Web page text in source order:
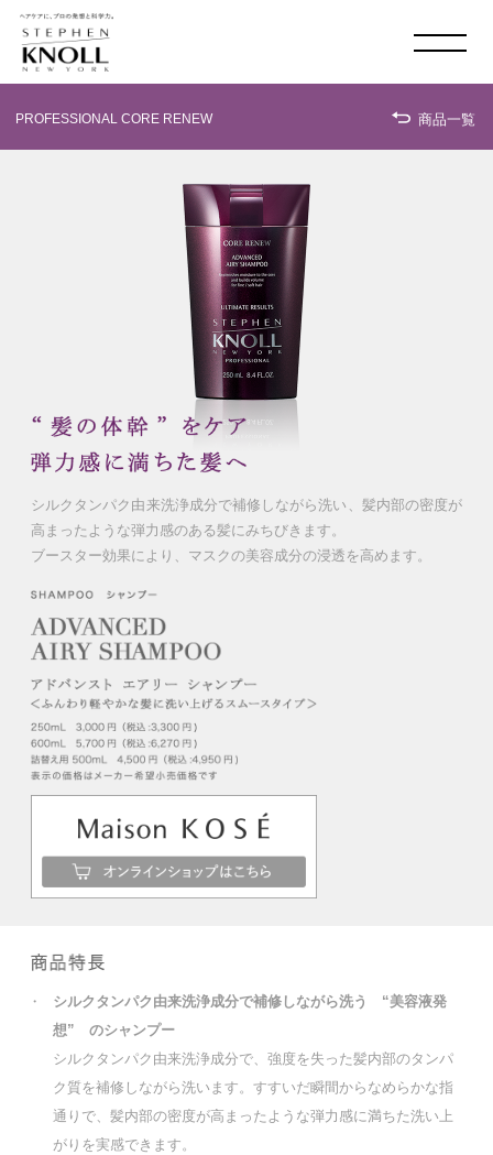
MADISON AVE. & 58 TH
ONLINE SHOP
PROFESSIONAL CORE RENEW 商品一覧
シルクタンパク由来洗浄成分で補修しながら洗い、髪内部の密度が
高まったような弾力感のある髪にみちびきます。
ブースター効果により、マスクの美容成分の浸透を高めます。
・
シルクタンパク由来洗浄成分で補修しながら洗う “美容液発
想” のシャンプー
シルクタンパク由来洗浄成分で、強度を失った髪内部のタンパ
ク質を補修しながら洗います。すすいだ瞬間からなめらかな指
通りで、髪内部の密度が高まったような弾力感に満ちた洗い上
がりを実感できます。